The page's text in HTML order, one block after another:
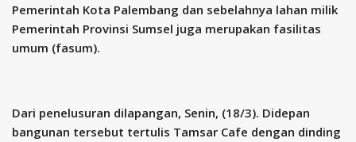
Pemerintah Kota Palembang dan sebelahnya lahan milik
Pemerintah Provinsi Sumsel juga merupakan fasilitas
umum (fasum).
Dari penelusuran dilapangan, Senin, (18/3). Didepan
bangunan tersebut tertulis Tamsar Cafe dengan dinding